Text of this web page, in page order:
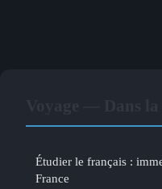
Étudier le français :
France